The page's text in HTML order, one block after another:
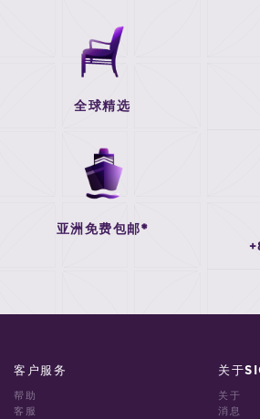
全球精选
亚洲免费包邮*
客户服务
帮助
客服
关于
关于
消息